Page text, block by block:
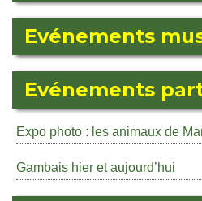
Evénements
Evénements
Expo photo : les animaux de
Gambais hier et aujourd’hui